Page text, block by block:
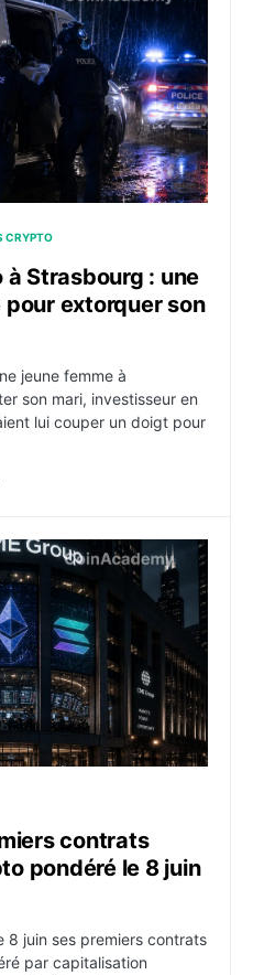
CRYPTO
Strasbourg : une
extorquer son
jeune femme à
son mari, investisseur en
lui couper un doigt pour
contrats futurs d’index
contrats
pondéré le 8 juin
8 juin ses premiers contrats
par capitalisation